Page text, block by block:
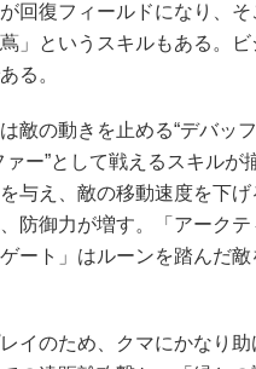
回復フィールドになり、
」というスキルもある。
る。
敵の動きを止める“デバッ
ァー”として戦えるスキル
与え、敵の移動速度を下
防御力が増す。「アーク
ート」はルーンを踏んだ
イのため、クマにかなり助